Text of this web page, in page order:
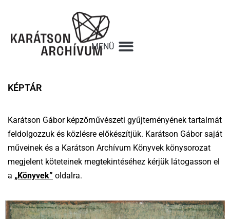
KÉPTÁR
Karátson Gábor képzőművészeti gyűjteményének tartalmát
feldolgozzuk és közlésre előkészítjük. Karátson Gábor saját
műveinek és a Karátson Archívum Könyvek könysorozat
megjelent köteteinek megtekintéséhez kérjük látogasson el
a „Könyvek” oldalra.